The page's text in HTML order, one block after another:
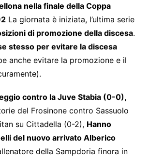
nella finale della Coppa
La giornata è iniziata, l’ultima serie
di promozione della discesa.
stesso per evitare la discesa
anche evitare la promozione e il
contro la Juve Stabia (0-0),
del Frosinone contro Sassuolo
su Cittadella (0-2), Hanno
del nuovo arrivato Alberico
della Sampdoria finora in